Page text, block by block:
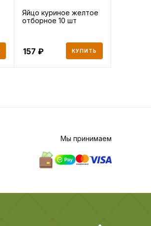
Яйцо куриное желтое
отборное 10 шт
157 КУПИТЬ
Мы принимаем